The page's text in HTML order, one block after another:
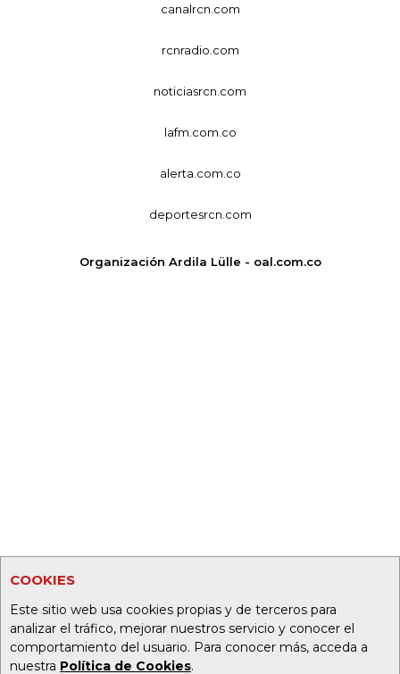
COOKIES
Este sitio web usa cookies propias y de terceros para
analizar el tráfico, mejorar nuestros servicio y conocer el
comportamiento del usuario. Para conocer más, acceda a
nuestra Política de Cookies.
canalrcn.com
rcnradio.com
noticiasrcn.com
lafm.com.co
alerta.com.co
deportesrcn.com
Organización Ardila Lülle - oal.com.co